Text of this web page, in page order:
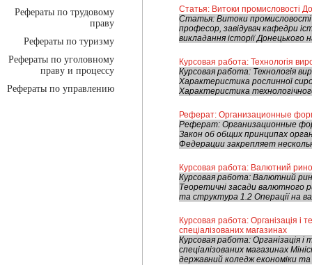
Рефераты по трудовому
праву
Рефераты по туризму
Рефераты по уголовному
праву и процессу
Рефераты по управлению
Статья: Витоки промисловості
Статья: Витоки промисловості
професор, завідувач кафедри
викладання історії Донецького
Курсовая работа: Технологія
Курсовая работа: Технологія
Характеристика рослинної
Характеристика
Реферат: Организационные
Реферат: Организационные
Закон об общих принципах
Федерации закрепляет
Курсовая работа: Валютний
Курсовая работа: Валютний
Теоретичні засади валютного
та структура 1.2 Операції на
Курсовая работа: Організація і
спеціалізованих магазинах
Курсовая работа: Організація і
спеціалізованих магазинах
державний коледж економіки та